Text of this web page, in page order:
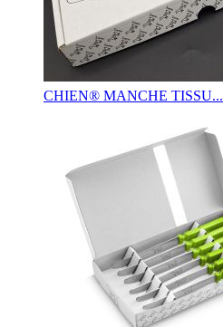
CHIEN® MANCHE TISSU...